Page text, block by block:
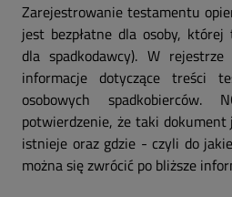
Zarejestrowanie testamentu
jest bezpłatne dla osoby,
dla spadkodawcy). W
informacje dotyczące treści
osobowych spadkobierców.
potwierdzenie, że taki
istnieje oraz gdzie - czyli do
można się zwrócić po bliższe